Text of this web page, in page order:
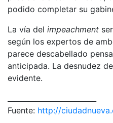
podido completar su
La vía del impeachment
según los expertos de
parece descabellado
anticipada. La desnudez
evidente.
Fuente: http://